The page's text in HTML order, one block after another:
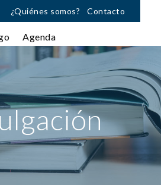
¿Quiénes somos? Contacto
Agenda